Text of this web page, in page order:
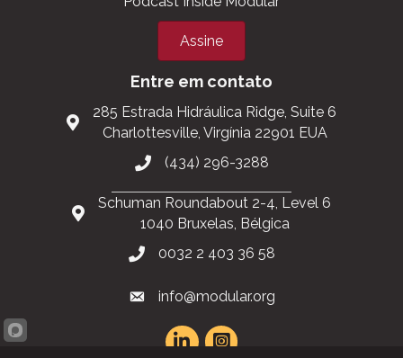
Support the Industry
Mantenha-se informado
Eventos de construção modular
Revista Modular Advantage
Podcast Inside Modular
Entre em contato
285 Estrada Hidráulica Ridge, Suite 6
(434) 296-3288
Schuman Roundabout 2-4, Level 6